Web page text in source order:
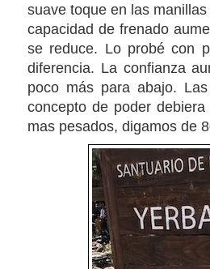
suave toque en las
capacidad de frenado
se reduce. Lo probé con
diferencia. La confianza
poco más para abajo.
concepto de poder
mas pesados, digamos de